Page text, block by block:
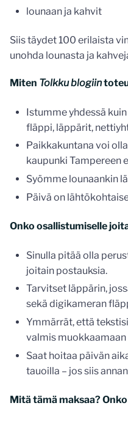
lounaan ja kahvit
Siis täydet 100 erilaista
unohda lounasta ja
Miten Tolkku blogiin
Istumme yhdessä
fläppi, läppärit,
Paikkakuntana voi
kaupunki Tampereen
Syömme lounaankin
Päivä on
Onko osallistumiselle
Sinulla pitää olla
joitain postauksia.
Tarvitset läppärin,
sekä digikameran
Ymmärrät, että
valmis
Saat hoitaa päivän
tauoilla – jos siis
Mitä tämä maksaa?